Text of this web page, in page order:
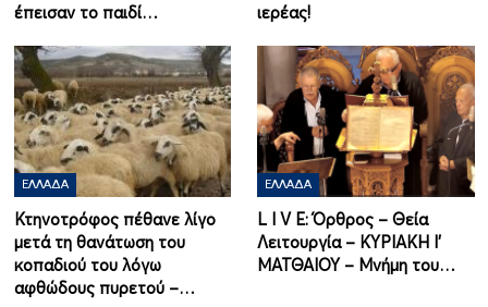
έπεισαν το παιδί…
ιερέας!
ΕΛΛΆΔΑ
Κτηνοτρόφος πέθανε λίγο
μετά τη θανάτωση του
κοπαδιού του λόγω
αφθώδους πυρετού –…
ΕΛΛΆΔΑ
L I V E: Όρθρος – Θεία
Λειτουργία – ΚΥΡΙΑΚΗ Ι'
ΜΑΤΘΑΙΟΥ – Μνήμη του…